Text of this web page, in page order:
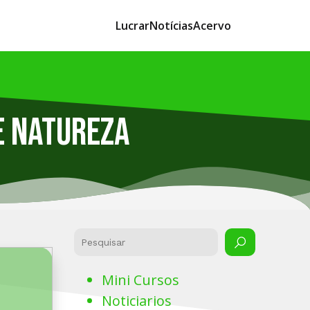
LucrarNotíciasAcervo
natureza
Mini Cursos
Noticiarios